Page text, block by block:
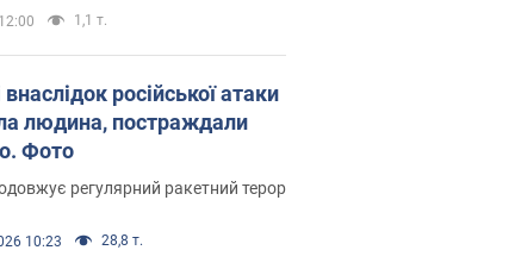
1,1 т.
російської атаки
людина, постраждали
Фото
регулярний ракетний терор
10:23 28,8 т.